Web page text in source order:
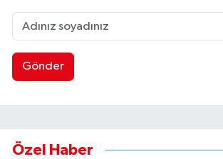
Gönder
Özel Haber